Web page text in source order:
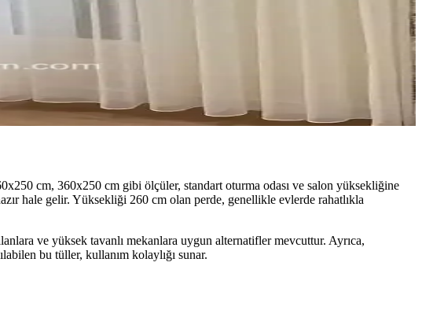
modelleri ve bakım ipuçlarıyla yaşam alanlarınızı güzelleştirin.
cm, 360x250 cm gibi ölçüler, standart oturma odası ve salon yüksekliğine
hale gelir. Yüksekliği 260 cm olan perde, genellikle evlerde rahatlıkla
ve yüksek tavanlı mekanlara uygun alternatifler mevcuttur. Ayrıca,
bu tüller, kullanım kolaylığı sunar.